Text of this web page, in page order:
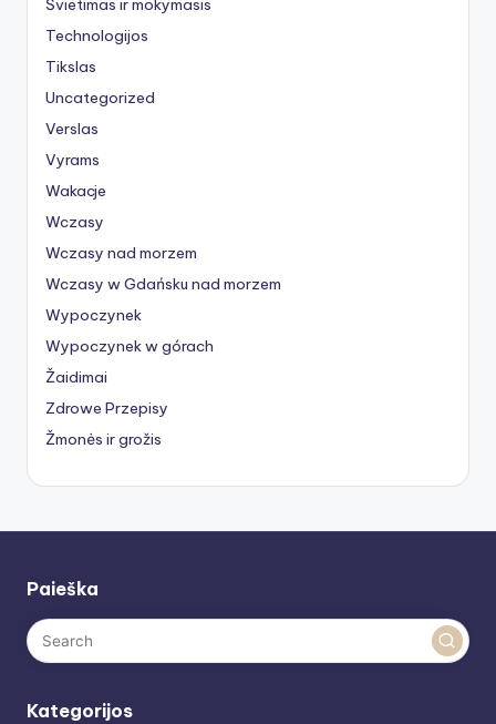
Švietimas ir mokymasis
Technologijos
Tikslas
Uncategorized
Verslas
Vyrams
Wakacje
Wczasy
Wczasy nad morzem
Wczasy w Gdańsku nad morzem
Wypoczynek
Wypoczynek w górach
Žaidimai
Zdrowe Przepisy
Žmonės ir grožis
Paieška
Kategorijos